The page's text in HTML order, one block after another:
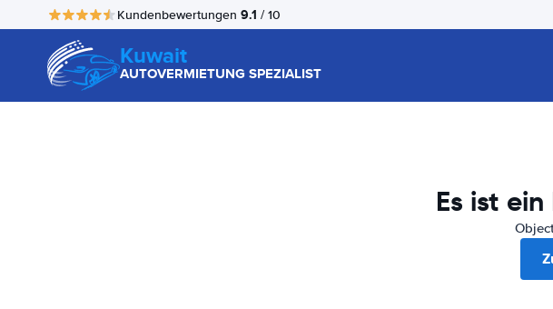
Kundenbewertungen 9.1 / 10
Kuwait
AUTOVERMIETUNG SPEZIALIST
Es ist